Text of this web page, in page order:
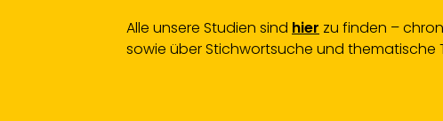
Alle unsere Studien sind hier zu finden –
sowie über Stichwortsuche und thematische